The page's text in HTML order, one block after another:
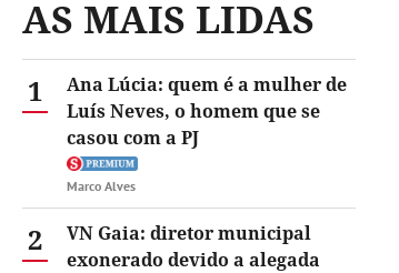
AS MAIS LIDAS
1
Ana Lúcia: quem é a mulher de
Luís Neves, o homem que se
casou com a PJ
Marco Alves
2
VN Gaia: diretor municipal
exonerado devido a alegada